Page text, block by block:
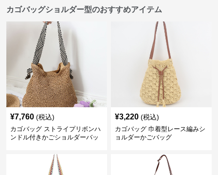
カゴバッグショルダー型のおすすめアイテム
¥7,760 (税込)
カゴバッグ ストライプリボンハ
ンドル付きかごショルダーバッ
¥3,220 (税込)
カゴバッグ 巾着型レース編みシ
ョルダーかごバッグ